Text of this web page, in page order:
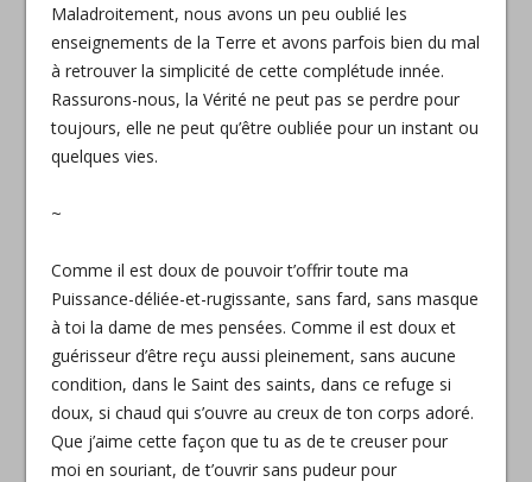
Maladroitement, nous avons un peu oublié les
enseignements de la Terre et avons parfois bien du mal
à retrouver la simplicité de cette complétude innée.
Rassurons-nous, la Vérité ne peut pas se perdre pour
toujours, elle ne peut qu’être oubliée pour un instant ou
quelques vies.
~
Comme il est doux de pouvoir t’offrir toute ma
Puissance-déliée-et-rugissante, sans fard, sans masque
à toi la dame de mes pensées. Comme il est doux et
guérisseur d’être reçu aussi pleinement, sans aucune
condition, dans le Saint des saints, dans ce refuge si
doux, si chaud qui s’ouvre au creux de ton corps adoré.
Que j’aime cette façon que tu as de te creuser pour
moi en souriant, de t’ouvrir sans pudeur pour